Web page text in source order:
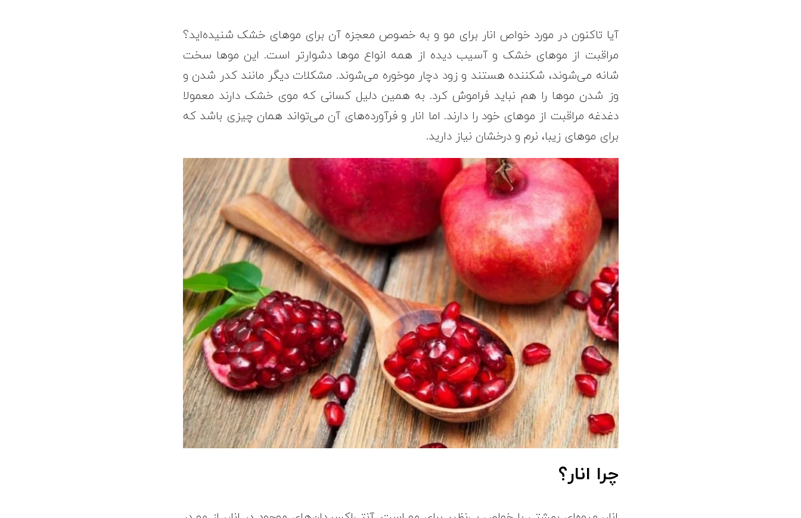
آیا تاکنون در موردخواص انار برای مو و به خصوص معجزه آن برای موهای خشک شنیده‌اید؟
مراقبت از موهای خشک و آسیب دیده از همه انواع موها دشوارتر است. این موها سخت
شانه می‌شوند، شکننده هستند و زود دچار موخوره می‌شوند. مشکلات دیگر مانند کدر شدن و
وز شدن موها را هم نباید فراموش کرد. به همین دلیل کسانی که موی خشک دارند معمولا
دغدغه مراقبت از موهای خود را دارند. اما انار و فرآورده‌های آن می‌تواند همان چیزی باشد که
برای موهای زیبا، نرم و درخشان نیاز دارید.
چرا انار؟